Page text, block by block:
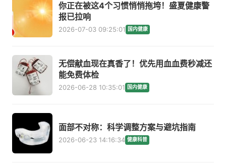
你正在被这4个习惯悄悄拖垮！盛夏健康警
报已拉响
2026-07-03 09:25:01 国内健康
无偿献血现在真香了！优先用血血费秒减还
能免费体检
2026-06-28 10:35:01 国内健康
面部不对称：科学调整方案与避坑指南
2026-06-23 14:16:34 健康科普